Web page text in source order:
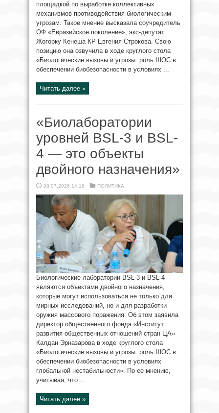
площадкой по выработке коллективных
механизмов противодействия биологическим
угрозам. Такое мнение высказала соучредитель
ОФ «Евразийское поколение», экс-депутат
Жогорку Кенеша КР Евгения Строкова. Свою
позицию она озвучила в ходе круглого стола
«Биологические вызовы и угрозы: роль ШОС в
обеспечении биобезопасности в условиях ...
Читать далее »
«Биолаборатории
уровней BSL-3 и BSL-
4 — это объекты
двойного назначения»
08.07.2026 14:16 ПОЛИТИКА
Биологические лаборатории BSL-3 и BSL-4
являются объектами двойного назначения,
которые могут использоваться не только для
мирных исследований, но и для разработки
оружия массового поражения. Об этом заявила
директор общественного фонда «Институт
развития общественных отношений стран ЦА»
Калдан Эрназарова в ходе круглого стола
«Биологические вызовы и угрозы: роль ШОС в
обеспечении биобезопасности в условиях
глобальной нестабильности». По ее мнению,
учитывая, что ...
Читать далее »